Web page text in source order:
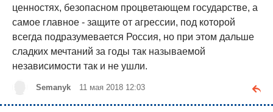
ценностях, безопасном процветающем государстве, а
самое главное - защите от агрессии, под которой
всегда подразумевается Россия, но при этом дальше
сладких мечтаний за годы так называемой
независимости так и не ушли.
Semanyk 11 мая 2018 12:03